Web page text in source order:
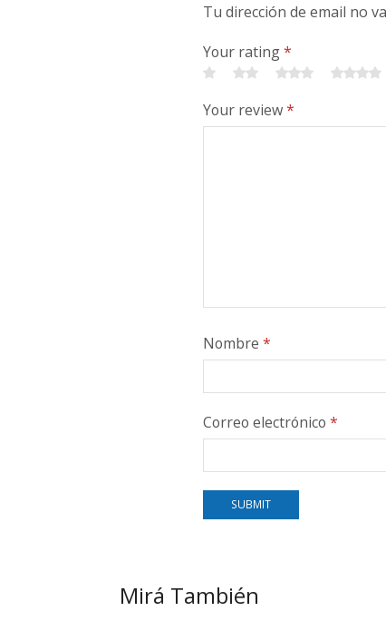
Tu dirección de email no
Your rating*
Your review*
Nombre *
Correo electrónico *
Mirá También